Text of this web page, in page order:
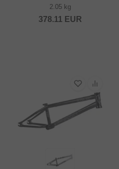
2.05 kg
378.11 EUR